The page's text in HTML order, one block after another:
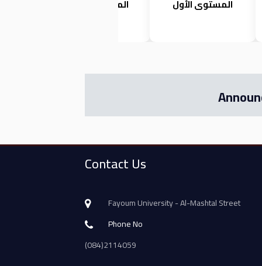
المستوى الثالث
المستوى الأول
Contact Us
Fayoum University - Al-Mashtal Street
Phone No
(084)2114059